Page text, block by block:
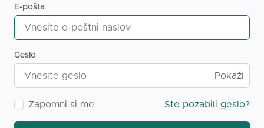
E-pošta
Geslo
Pokaži
Zapomni si me Ste pozabili geslo?